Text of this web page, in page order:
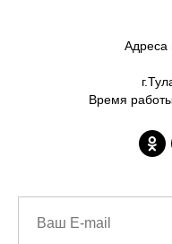
Адреса
Время